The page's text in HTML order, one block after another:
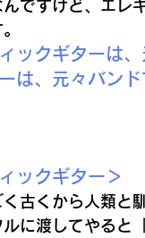
ですけど、エレ
ックギターは、
は、元々バンド
ックギター＞
古くから人類と
に渡してやると